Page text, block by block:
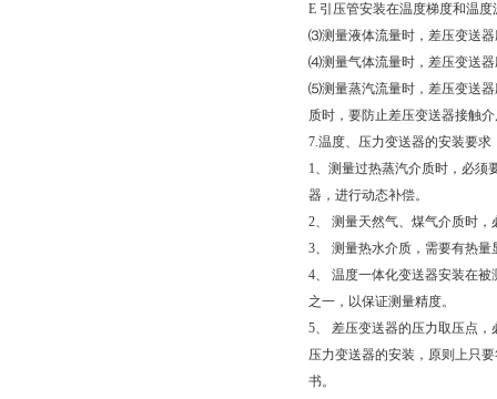
E 引压管安装在温度梯度和温度
⑶测量液体流量时，差压变送
⑷测量气体流量时，差压变送
⑸测量蒸汽流量时，差压变送器
质时，要防止差压变送器接触
7.温度、压力变送器的安装要求
1、测量过热蒸汽介质时，必须
器，进行动态补偿。
2、 测量天然气、煤气介质时
3、 测量热水介质，需要有热
4、 温度一体化变送器安装在
之一，以保证测量精度。
5、 差压变送器的压力取压点
压力变送器的安装，原则上只
书。